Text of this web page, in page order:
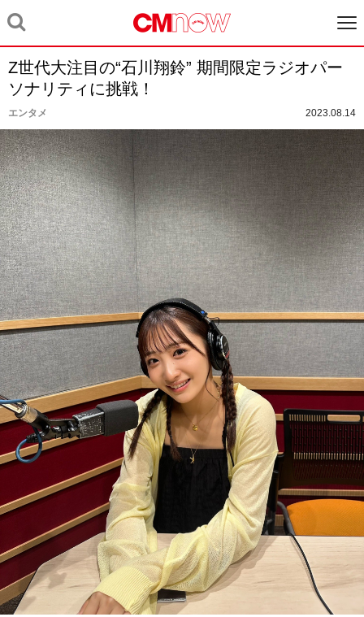
Z世代大注目の“石川翔鈴” 期間限定ラジオパー
ソナリティに挑戦！
エンタメ 2023.08.14